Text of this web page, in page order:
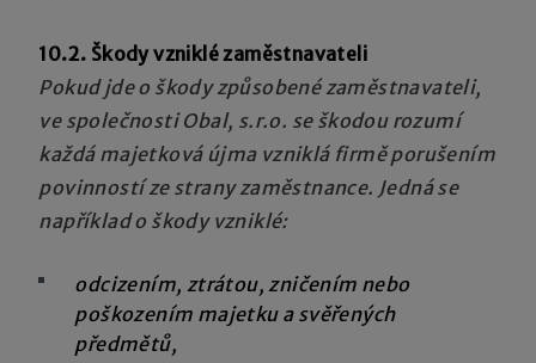
10.2. Škody vzniklé zaměstnavateli
Pokud jde o škody způsobené zaměstnavateli,
ve společnosti Obal, s.r.o. se škodou rozumí
každá majetková újma vzniklá firmě porušením
povinností ze strany zaměstnance. Jedná se
například o škody vzniklé:
odcizením, ztrátou, zničením nebo
poškozením majetku a svěřených
předmětů,